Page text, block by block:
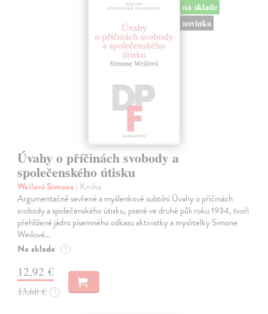
na sklade
novinka
Úvahy o příčinách svobody a
společenského útisku
Weilová Simone | Kniha
Argumentačně sevřené a myšlenkově subtilní Úvahy o příčinách
svobody a společenského útisku, psané ve druhé půli roku 1934, tvoří
přehlížené jádro písemného odkazu aktivistky a myslitelky Simone
Weilové…
Na sklade ?
12,92 €
13,60 € ?